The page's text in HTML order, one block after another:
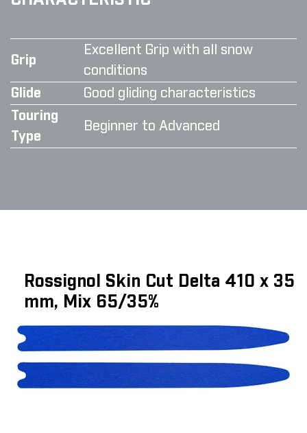
Grip
Excellent Grip with all snow
conditions
Glide
Good gliding characteristics
Touring
Type
Beginner to Advanced
Rossignol Skin Cut Delta 410 x 35
mm, Mix 65/35%